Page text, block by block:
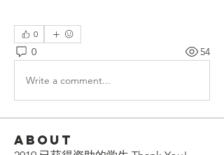
0
0 54
Write a comment...
About